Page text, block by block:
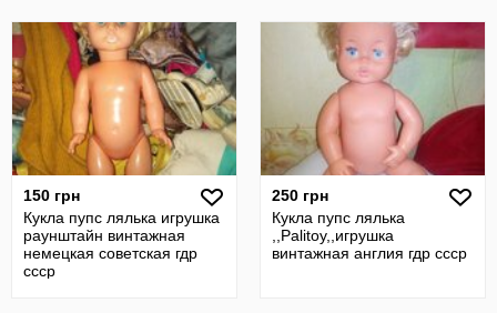
150 грн
Кукла пупс лялька игрушка
раунштайн винтажная
немецкая советская гдр
ссср
250 грн
Кукла пупс лялька
,,Palitoy,,игрушка
винтажная англия гдр ссср